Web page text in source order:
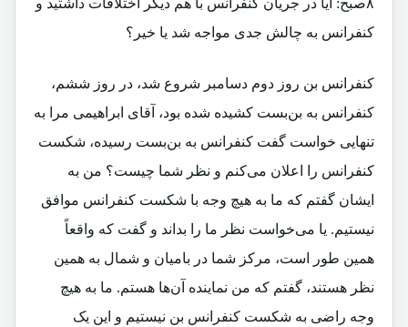
۸صبح: آیا در جریان کنفرانس با هم دیگر اختلافات داشتید و
کنفرانس به چالش جدی مواجه شد یا خیر؟
کنفرانس بن روز دوم دسامبر شروع شد، در روز ششم،
کنفرانس به بن‌بست کشیده شده بود، آقای ابراهیمی مرا به
تنهایی خواست گفت کنفرانس به بن‌بست رسیده، شکست
کنفرانس را اعلان می‌کنم و نظر شما چیست؟ من به
ایشان گفتم که ما به هیچ وجه با شکست کنفرانس موافق
نیستیم. یا می‌خواست نظر ما را بداند و گفت که واقعاً
همین طور است، مرکز شما در بامیان و شمال به همین
نظر هستند، گفتم که من نماینده آن‌ها هستم. ما به هیچ
وجه راضی به شکست کنفرانس بن نیستیم و این یک